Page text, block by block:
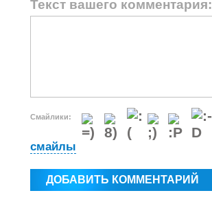
Текст вашего комментария:
Смайлики:
смайлы